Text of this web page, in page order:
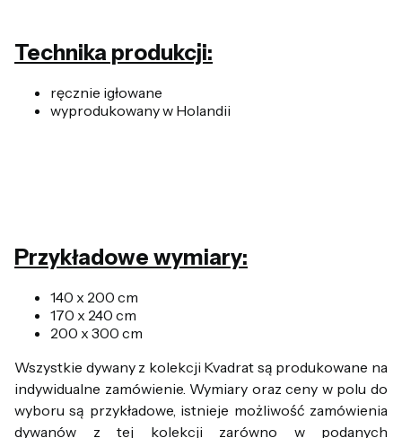
Technika produkcji:
ręcznie igłowane
wyprodukowany w Holandii
Przykładowe wymiary:
140 x 200 cm
170 x 240 cm
200 x 300 cm
Wszystkie dywany z kolekcji Kvadrat są produkowane na
indywidualne zamówienie. Wymiary oraz ceny w polu do
wyboru są przykładowe, istnieje możliwość zamówienia
dywanów z tej kolekcji zarówno w podanych